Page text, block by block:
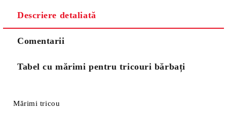
Descriere detaliată
Comentarii
Tabel cu mărimi pentru tricouri bărbați
Mărimi tricou